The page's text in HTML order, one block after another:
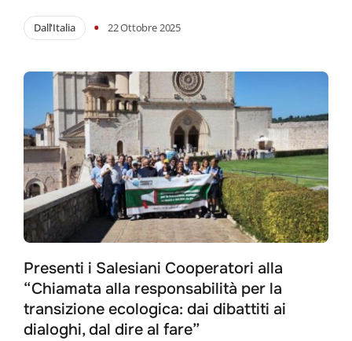
Dall'Italia • 22 Ottobre 2025
Presenti i Salesiani Cooperatori alla
“Chiamata alla responsabilità per la
transizione ecologica: dai dibattiti ai
dialoghi, dal dire al fare”